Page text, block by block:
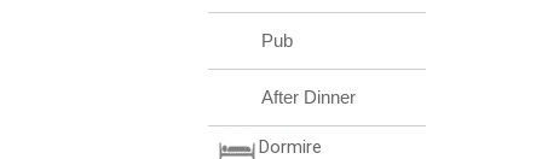
Pub
After Dinner
Dormire